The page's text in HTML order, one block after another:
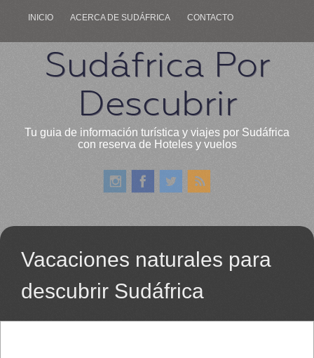
INICIO ACERCA DE SUDÁFRICA CONTACTO
Sudáfrica Por
Descubrir
Tu guia de información turística y viajes por Sudáfrica
con reserva de Hoteles y vuelos
Vacaciones naturales para
descubrir Sudáfrica